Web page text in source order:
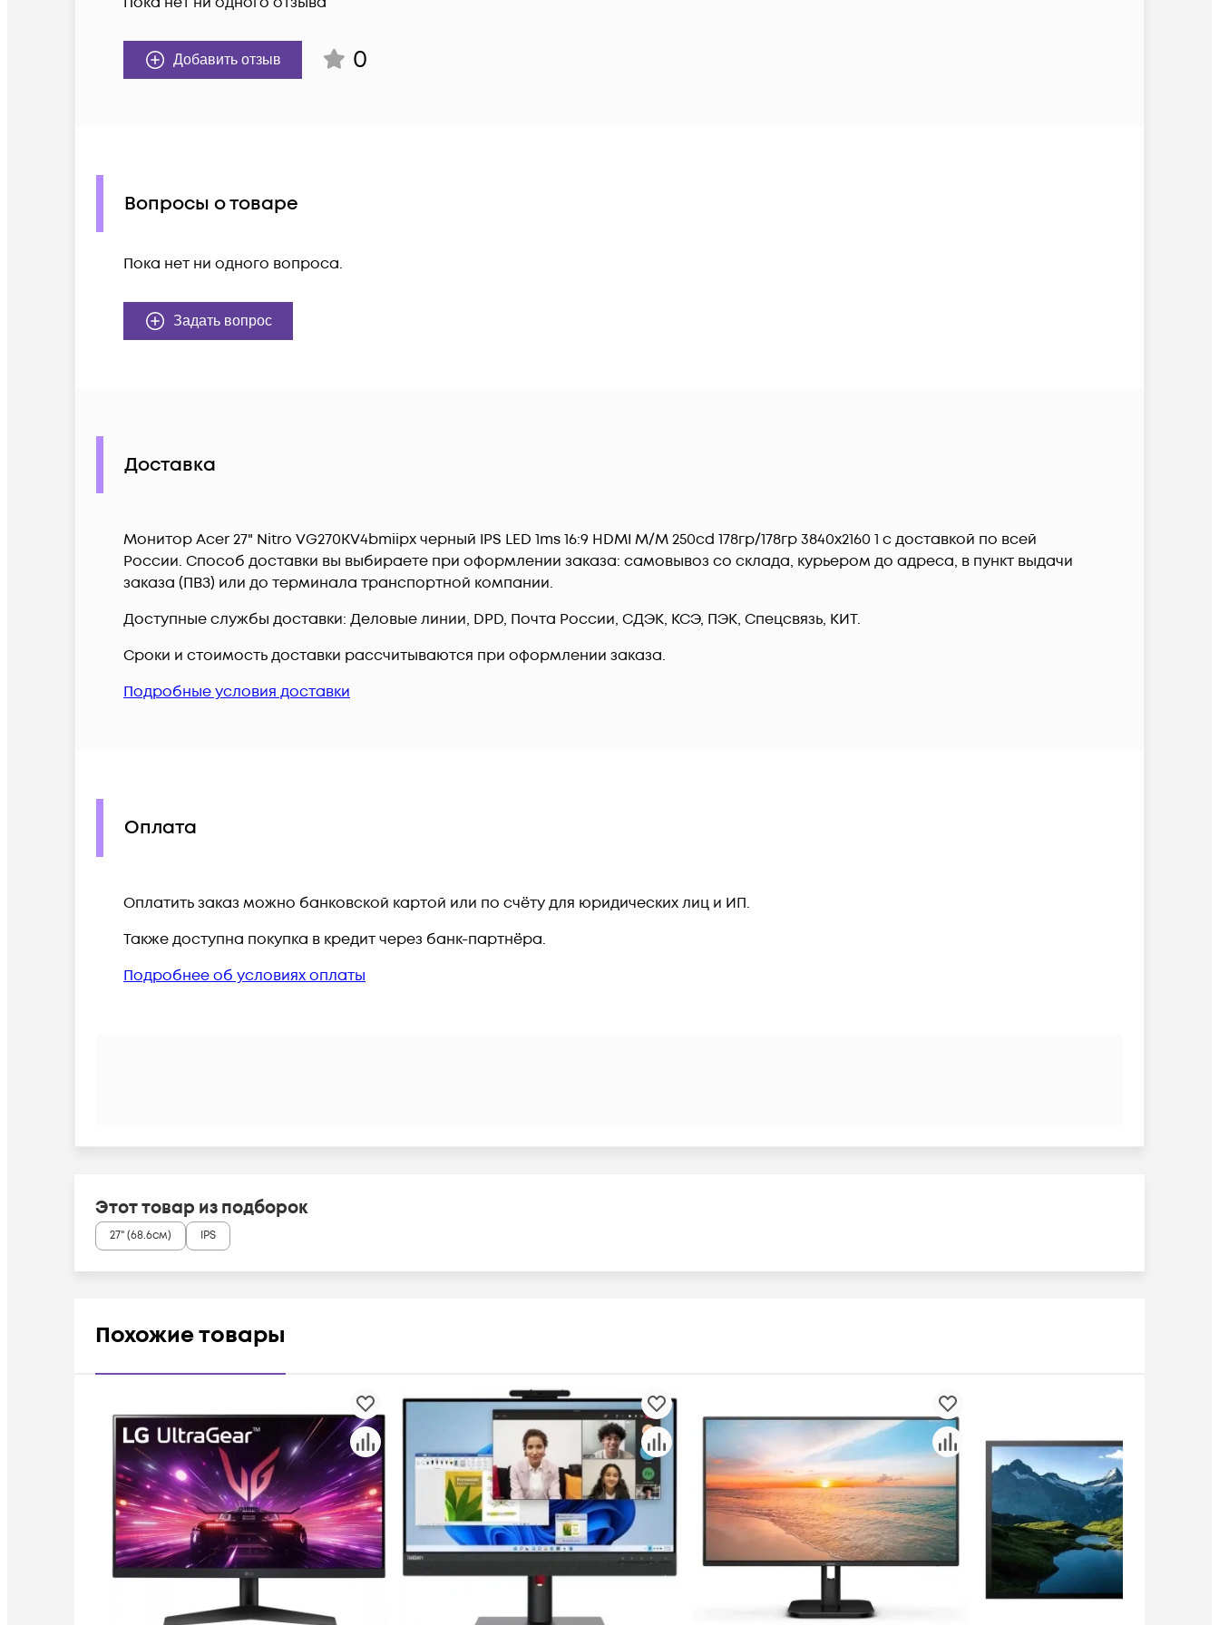
Добавить отзыв 0
Вопросы о товаре
Пока нет ни одного вопроса.
Задать вопрос
Доставка
Монитор Acer 27" Nitro VG270KV4bmiipx черный IPS LED 1ms 16:9 HDMI M/M 250cd 178гр/178гр 3840x2160 1 c доставкой по всей
России. Способ доставки вы выбираете при оформлении заказа: самовывоз со склада, курьером до адреса, в пункт выдачи
заказа (ПВЗ) или до терминала транспортной компании.
Доступные службы доставки: Деловые линии, DPD, Почта России, СДЭК, КСЭ, ПЭК, Спецсвязь, КИТ.
Сроки и стоимость доставки рассчитываются при оформлении заказа.
Подробные условия доставки
Оплата
Оплатить заказ можно банковской картой или по счёту для юридических лиц и ИП.
Также доступна покупка в кредит через банк-партнёра.
Подробнее об условиях оплаты
Этот товар из подборок
27" (68.6см) IPS
Похожие товары